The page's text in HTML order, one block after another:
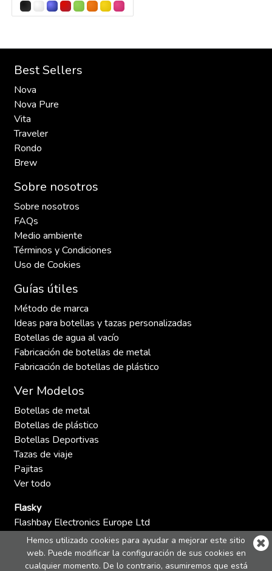
Best Sellers
Nova
Nova Pure
Vita
Traveler
Rondo
Brew
Sobre nosotros
Sobre nosotros
FAQs
Medio ambiente
Términos y Condiciones
Uso de Cookies
Guías útiles
Método de marca
Ideas para botellas y tazas personalizadas
Botellas de agua al vacío
Fabricación de botellas de metal
Fabricación de botellas de plástico
Ver Modelos
Botellas de metal
Botellas de plástico
Botellas Deportivas
Tazas de viaje
Pajitas
Ver todo
Flasky
Flashbay Electronics Europe Ltd
C/ del Pinar 5
28006 Madrid
España
Hemos utilizado cookies para ayudar a mejorar este sitio
web. Puede modificar la configuración de sus cookies en
cualquier momento. De lo contrario, asumiremos que está